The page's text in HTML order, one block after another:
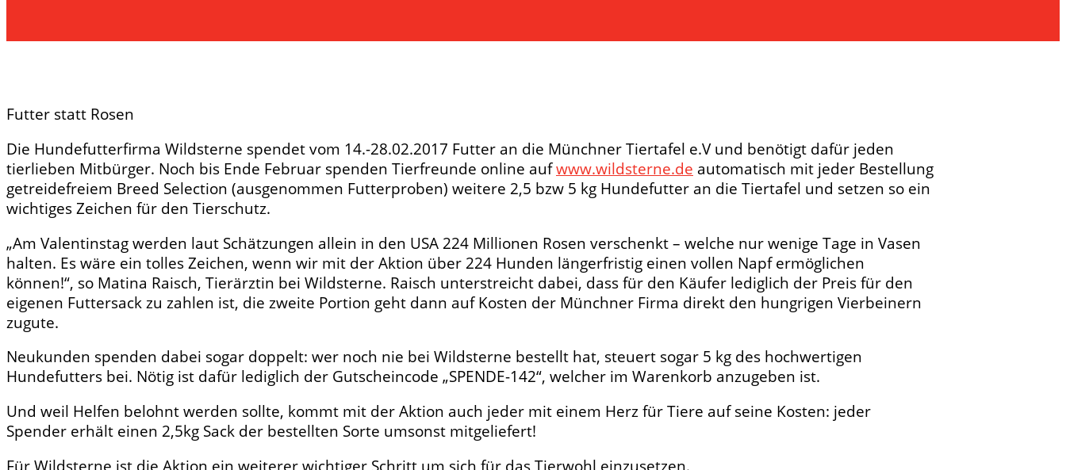
Futter statt Rosen
Die Hundefutterfirma Wildsterne spendet vom 14.-28.02.2017 Futter an die Münchner Tiertafel e.V und benötigt dafür jeden
tierlieben Mitbürger. Noch bis Ende Februar spenden Tierfreunde online aufwww.wildsterne.de automatisch mit jeder Bestellung
getreidefreiem Breed Selection (ausgenommen Futterproben) weitere 2,5 bzw 5 kg Hundefutter an die Tiertafel und setzen so ein
wichtiges Zeichen für den Tierschutz.
„Am Valentinstag werden laut Schätzungen allein in den USA 224 Millionen Rosen verschenkt – welche nur wenige Tage in Vasen
halten. Es wäre ein tolles Zeichen, wenn wir mit der Aktion über 224 Hunden längerfristig einen vollen Napf ermöglichen
können!“, so Matina Raisch, Tierärztin bei Wildsterne. Raisch unterstreicht dabei, dass für den Käufer lediglich der Preis für den
eigenen Futtersack zu zahlen ist, die zweite Portion geht dann auf Kosten der Münchner Firma direkt den hungrigen Vierbeinern
zugute.
Neukunden spenden dabei sogar doppelt: wer noch nie bei Wildsterne bestellt hat, steuert sogar 5 kg des hochwertigen
Hundefutters bei. Nötig ist dafür lediglich der Gutscheincode „SPENDE-142“, welcher im Warenkorb anzugeben ist.
Und weil Helfen belohnt werden sollte, kommt mit der Aktion auch jeder mit einem Herz für Tiere auf seine Kosten: jeder
Spender erhält einen 2,5kg Sack der bestellten Sorte umsonst mitgeliefert!
Für Wildsterne ist die Aktion ein weiterer wichtiger Schritt um sich für das Tierwohl einzusetzen.